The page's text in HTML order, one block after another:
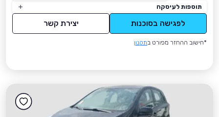
תוספות לעיסקה
לפגישה בסוכנות יצירת קשר
*חישוב ההחזר מפורט בתקנון